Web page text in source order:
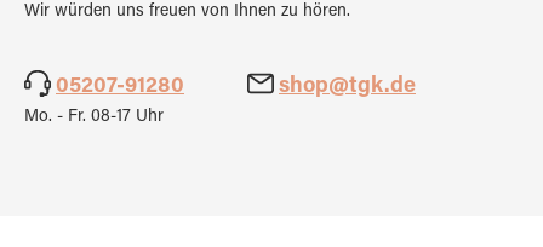
Wir würden uns freuen von Ihnen zu hören.
05207-91280 shop@tgk.de
Mo. - Fr. 08-17 Uhr